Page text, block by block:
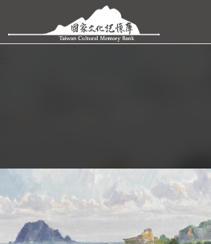
跳到主要內容區塊